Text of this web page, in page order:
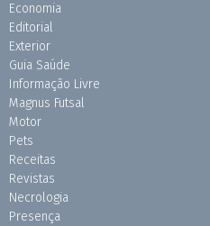
Economia
Editorial
Exterior
Guia Saúde
Informação Livre
Magnus Futsal
Motor
Pets
Receitas
Revistas
Necrologia
Presença